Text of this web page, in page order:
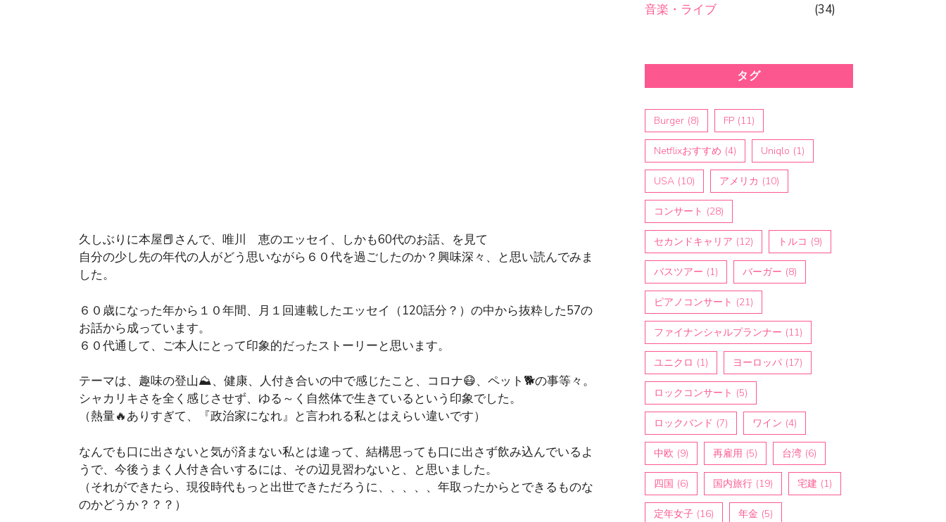
久しぶりに本屋📕さんで、唯川 恵のエッセイ、しかも60代のお話、を見て
自分の少し先の年代の人がどう思いながら６０代を過ごしたのか？興味深々、と思い読んでみま
した。
６０歳になった年から１０年間、月１回連載したエッセイ（120話分？）の中から抜粋した57の
お話から成っています。
６０代通して、ご本人にとって印象的だったストーリーと思います。
テーマは、趣味の登山⛰️、健康、人付き合いの中で感じたこと、コロナ😷、ペット🐕の事等々。
シャカリキさを全く感じさせず、ゆる～く自然体で生きているという印象でした。
（熱量🔥ありすぎて、『政治家になれ』と言われる私とはえらい違いです）
なんでも口に出さないと気が済まない私とは違って、結構思っても口に出さず飲み込んでいるよ
うで、今後うまく人付き合いするには、その辺見習わないと、と思いました。
（それができたら、現役時代もっと出世できただろうに、、、、、年取ったからとできるものな
のかどうか？？？）
音楽・ライブ
(34)
タグ
Burger (8) FP (11)
Netflixおすすめ (4) Uniqlo (1)
USA (10) アメリカ (10)
コンサート (28)
セカンドキャリア (12) トルコ (9)
バスツアー (1) バーガー (8)
ピアノコンサート (21)
ファイナンシャルプランナー (11)
ユニクロ (1) ヨーロッパ (17)
ロックコンサート (5)
ロックバンド (7) ワイン (4)
中欧 (9) 再雇用 (5) 台湾 (6)
四国 (6) 国内旅行 (19) 宅建 (1)
定年女子 (16) 年金 (5)